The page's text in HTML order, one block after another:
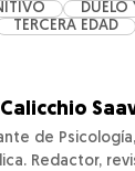
DUELO
TERCERA EDAD
Calicchio
de
Redactor,